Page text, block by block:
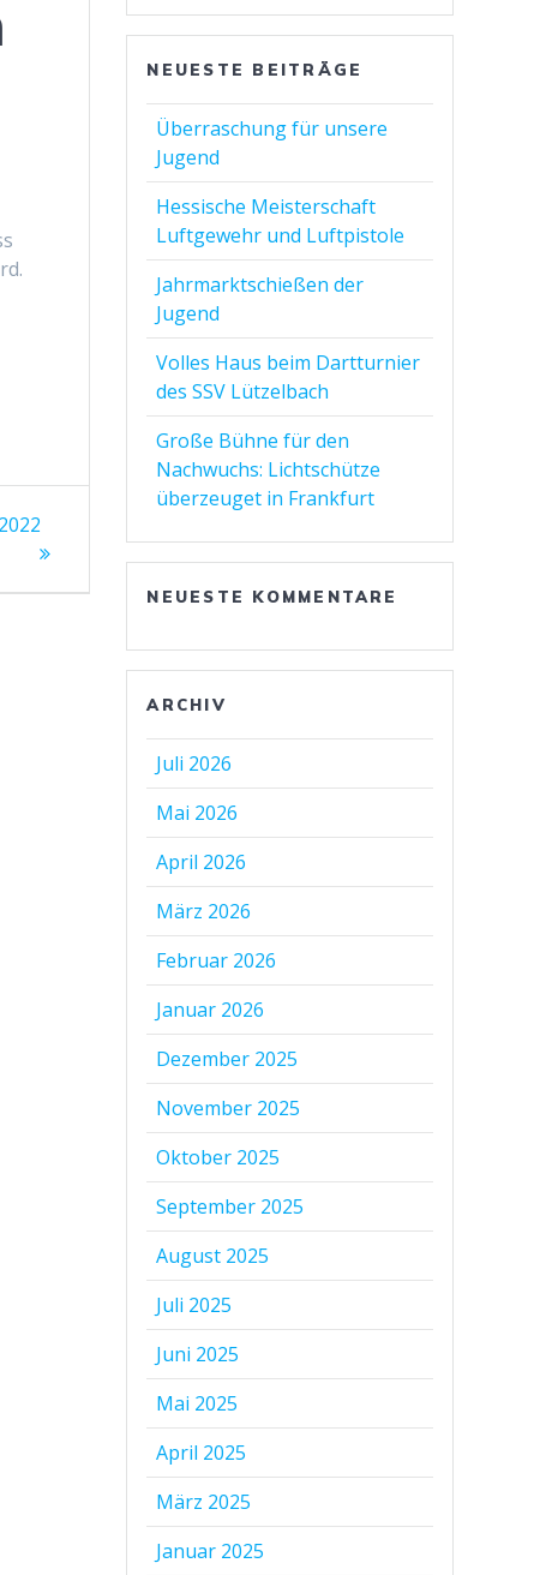
NEUESTE BEITRÄGE
Überraschung für unsere
Jugend
Hessische Meisterschaft
Luftgewehr und Luftpistole
Jahrmarktschießen der
Jugend
Volles Haus beim Dartturnier
des SSV Lützelbach
Große Bühne für den
Nachwuchs: Lichtschütze
überzeuget in Frankfurt
NEUESTE KOMMENTARE
ARCHIV
Juli 2026
Mai 2026
April 2026
März 2026
Februar 2026
Januar 2026
Dezember 2025
November 2025
Oktober 2025
September 2025
August 2025
Juli 2025
Juni 2025
Mai 2025
April 2025
März 2025
Januar 2025